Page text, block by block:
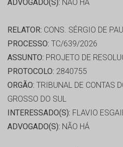
ADVOGADO(S): NÃO HÁ
RELATOR: CONS. SÉRGIO DE
PROCESSO: TC/639/2026
ASSUNTO: PROJETO DE
PROTOCOLO: 2840755
ORGÃO: TRIBUNAL DE CONTAS
GROSSO DO SUL
INTERESSADO(S): FLAVIO
ADVOGADO(S): NÃO HÁ